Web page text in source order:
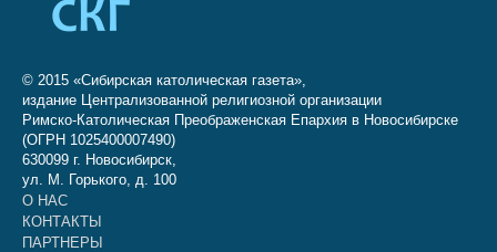
© 2015 «Сибирская католическая газета»,
издание Централизованной религиозной организации
Римско-Католическая Преображенская Епархия в Новосибирске
(ОГРН 1025400007490)
630099 г. Новосибирск,
ул. М. Горького, д. 100
О НАС
КОНТАКТЫ
ПАРТНЕРЫ